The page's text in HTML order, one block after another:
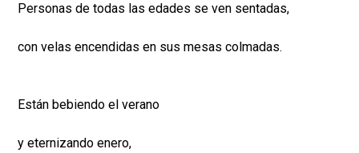
Personas de todas las edades se ven sentadas,
con velas encendidas en sus mesas colmadas.
Están bebiendo el verano
y eternizando enero,